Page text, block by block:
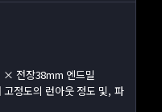
전장38mm 엔드밀
정도의 런아웃 정도 및, 파